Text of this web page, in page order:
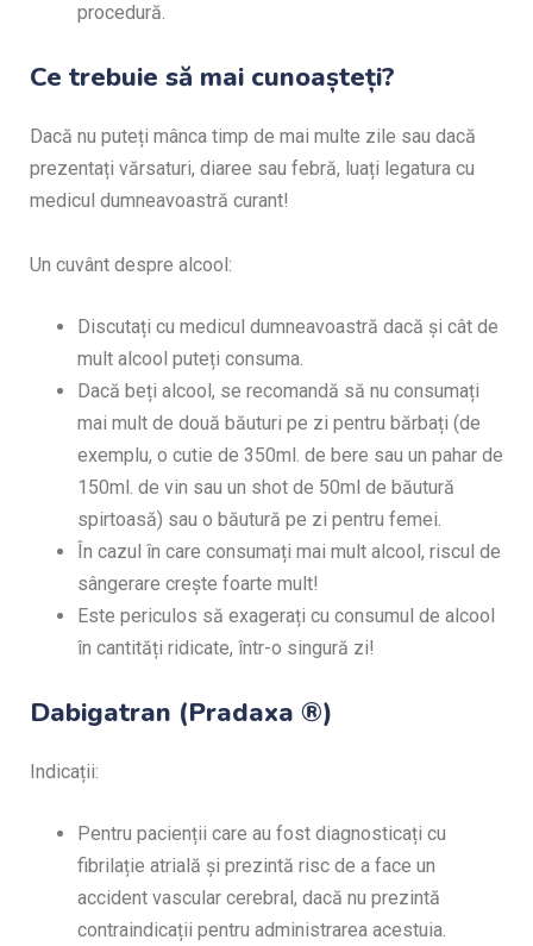
procedură.
Ce trebuie să mai cunoașteți?
Dacă nu puteți mânca timp de mai multe zile sau dacă
prezentați vărsaturi, diaree sau febră, luați legatura cu
medicul dumneavoastră curant!
Un cuvânt despre alcool:
Discutați cu medicul dumneavoastră dacă și cât de
mult alcool puteți consuma.
Dacă beți alcool, se recomandă să nu consumați
mai mult de două băuturi pe zi pentru bărbați (de
exemplu, o cutie de 350ml. de bere sau un pahar de
150ml. de vin sau un shot de 50ml de băutură
spirtoasă) sau o băutură pe zi pentru femei.
În cazul în care consumați mai mult alcool, riscul de
sângerare crește foarte mult!
Este periculos să exagerați cu consumul de alcool
în cantități ridicate, într-o singură zi!
Dabigatran (Pradaxa ®)
Indicații:
Pentru pacienții care au fost diagnosticați cu
fibrilație atrială și prezintă risc de a face un
accident vascular cerebral, dacă nu prezintă
contraindicații pentru administrarea acestuia.